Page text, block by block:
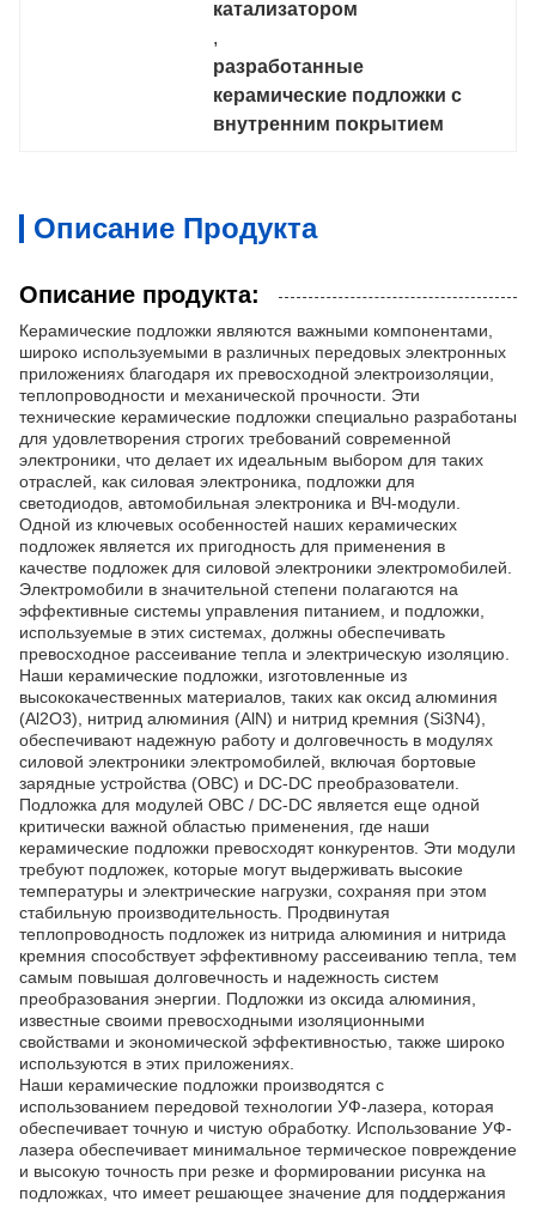
катализатором
,
разработанные
керамические подложки с
внутренним покрытием
Описание Продукта
Описание продукта:
Керамические подложки являются важными компонентами,
широко используемыми в различных передовых электронных
приложениях благодаря их превосходной электроизоляции,
теплопроводности и механической прочности. Эти
технические керамические подложки специально разработаны
для удовлетворения строгих требований современной
электроники, что делает их идеальным выбором для таких
отраслей, как силовая электроника, подложки для
светодиодов, автомобильная электроника и ВЧ-модули.
Одной из ключевых особенностей наших керамических
подложек является их пригодность для применения в
качестве подложек для силовой электроники электромобилей.
Электромобили в значительной степени полагаются на
эффективные системы управления питанием, и подложки,
используемые в этих системах, должны обеспечивать
превосходное рассеивание тепла и электрическую изоляцию.
Наши керамические подложки, изготовленные из
высококачественных материалов, таких как оксид алюминия
(Al2O3), нитрид алюминия (AlN) и нитрид кремния (Si3N4),
обеспечивают надежную работу и долговечность в модулях
силовой электроники электромобилей, включая бортовые
зарядные устройства (OBC) и DC-DC преобразователи.
Подложка для модулей OBC / DC-DC является еще одной
критически важной областью применения, где наши
керамические подложки превосходят конкурентов. Эти модули
требуют подложек, которые могут выдерживать высокие
температуры и электрические нагрузки, сохраняя при этом
стабильную производительность. Продвинутая
теплопроводность подложек из нитрида алюминия и нитрида
кремния способствует эффективному рассеиванию тепла, тем
самым повышая долговечность и надежность систем
преобразования энергии. Подложки из оксида алюминия,
известные своими превосходными изоляционными
свойствами и экономической эффективностью, также широко
используются в этих приложениях.
Наши керамические подложки производятся с
использованием передовой технологии УФ-лазера, которая
обеспечивает точную и чистую обработку. Использование УФ-
лазера обеспечивает минимальное термическое повреждение
и высокую точность при резке и формировании рисунка на
подложках, что имеет решающее значение для поддержания